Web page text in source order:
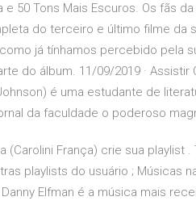
50 Tons Mais Escuros. Os fãs
do terceiro e último filme da
já tínhamos percebido pela
do álbum. 11/09/2019 · Assistir
é uma estudante de
da faculdade o poderoso
(Carolini França) crie sua playlist
playlists do usuário ; Músicas
Elfman é a música mais